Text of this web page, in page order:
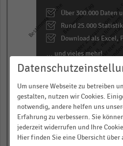
categories.
categories.
The
chart
axis
displaying
Anteil
Ohne Aufpreis
Bestimmte WocheBestimmter Tag
Bestimmter Zeitraum
Stunden an
(vormittags,
End
chart
Über 300.000 Daten
Rund 25.000
Download als Excel,
… und vieles mehr!
Um unsere Webseite zu betreiben
gestalten, nutzen wir Cookies.
notwendig, andere helfen uns
Erfahrung zu verbessern. Sie
jederzeit widerrufen und Ihre
Hier finden Sie eine Übersicht über